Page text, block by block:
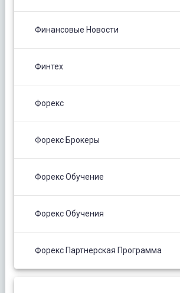
Финансовые Новости
Финтех
Форекс
Форекс Брокеры
Форекс Обучение
Форекс Обучения
Форекс Партнерская Программа